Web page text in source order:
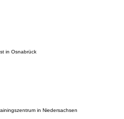
in Osnabrück
in Niedersachsen